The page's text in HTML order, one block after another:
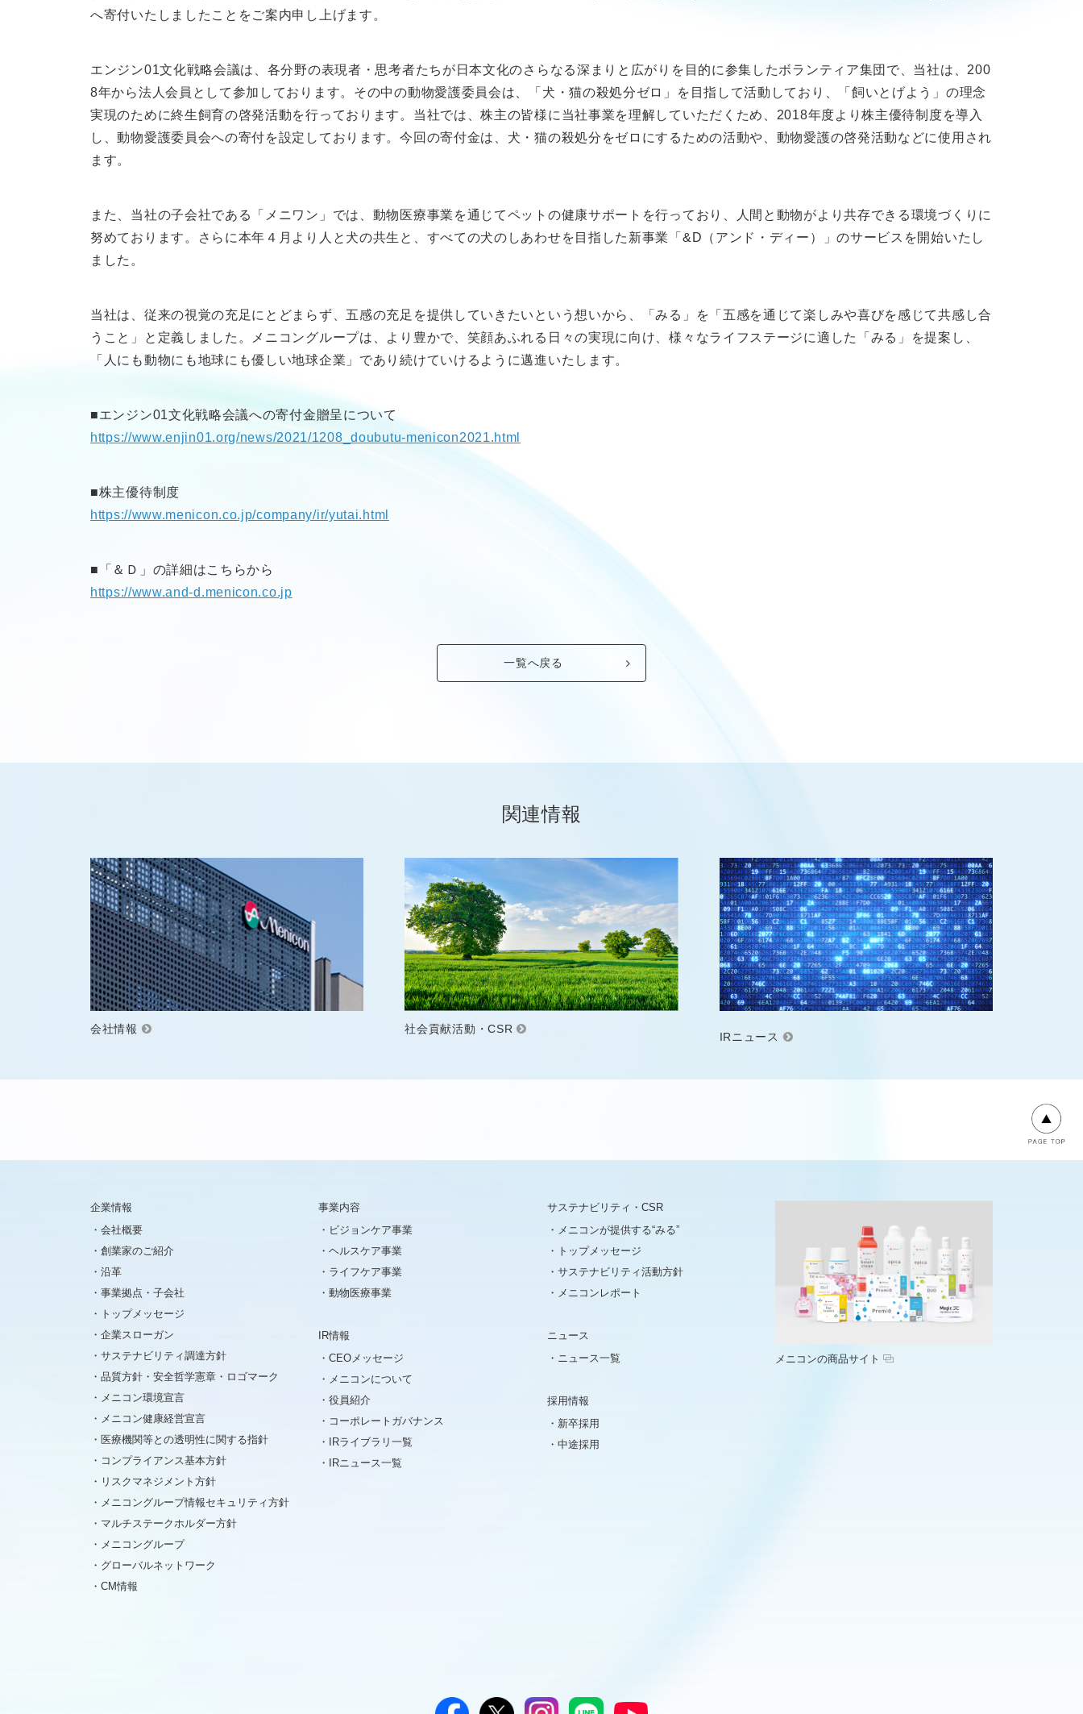
へ寄付いたしましたことをご案内申し上げます。
エンジン01文化戦略会議は、各分野の表現者・思考者たちが日本文化のさらなる深まりと広がりを目的に参集したボランティア集団で、当社は、200
8年から法人会員として参加しております。その中の動物愛護委員会は、「犬・猫の殺処分ゼロ」を目指して活動しており、「飼いとげよう」の理念
実現のために終生飼育の啓発活動を行っております。当社では、株主の皆様に当社事業を理解していただくため、2018年度より株主優待制度を導入
し、動物愛護委員会への寄付を設定しております。今回の寄付金は、犬・猫の殺処分をゼロにするための活動や、動物愛護の啓発活動などに使用され
ます。
また、当社の子会社である「メニワン」では、動物医療事業を通じてペットの健康サポートを行っており、人間と動物がより共存できる環境づくりに
努めております。さらに本年４月より人と犬の共生と、すべての犬のしあわせを目指した新事業「&D（アンド・ディー）」のサービスを開始いたし
ました。
当社は、従来の視覚の充足にとどまらず、五感の充足を提供していきたいという想いから、「みる」を「五感を通じて楽しみや喜びを感じて共感し合
うこと」と定義しました。メニコングループは、より豊かで、笑顔あふれる日々の実現に向け、様々なライフステージに適した「みる」を提案し、
「人にも動物にも地球にも優しい地球企業」であり続けていけるように邁進いたします。
■エンジン01文化戦略会議への寄付金贈呈について
https://www.enjin01.org/news/2021/1208_doubutu-menicon2021.html
■株主優待制度
https://www.menicon.co.jp/company/ir/yutai.html
■「＆Ｄ」の詳細はこちらから
https://www.and-d.menicon.co.jp
一覧へ戻る
関連情報
会社情報 社会貢献活動・CSR
IRニュース
企業情報
会社概要
創業家のご紹介
沿革
事業拠点・子会社
トップメッセージ
企業スローガン
サステナビリティ調達方針
品質方針・安全哲学憲章・ロゴマーク
メニコン環境宣言
メニコン健康経営宣言
医療機関等との透明性に関する指針
コンプライアンス基本方針
リスクマネジメント方針
メニコングループ情報セキュリティ方針
マルチステークホルダー方針
メニコングループ
グローバルネットワーク
CM情報
事業内容
ビジョンケア事業
ヘルスケア事業
ライフケア事業
動物医療事業
IR情報
CEOメッセージ
メニコンについて
役員紹介
コーポレートガバナンス
IRライブラリ一覧
IRニュース一覧
サステナビリティ・CSR
メニコンが提供する“みる”
トップメッセージ
サステナビリティ活動方針
メニコンレポート
ニュース
ニュース一覧
採用情報
新卒採用
中途採用
メニコンの商品サイト